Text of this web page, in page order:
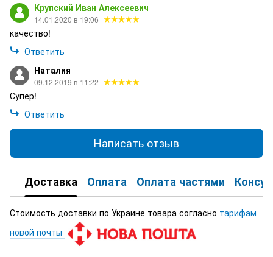
Крупский Иван Алексеевич
14.01.2020 в 19:06
качество!
Ответить
Наталия
09.12.2019 в 11:22
Супер!
Ответить
Написать отзыв
Доставка Оплата Оплата частями
Стоимость доставки по Украине товара согласно тарифам
новой почты